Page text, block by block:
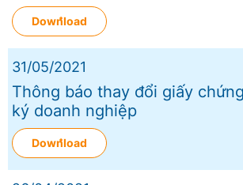
Download
31/05/2021
Thông báo thay đổi giấy
ký doanh nghiệp
Download